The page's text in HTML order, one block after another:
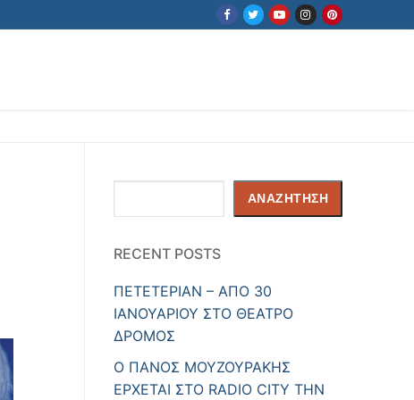
ΑΝΑΖΉΤΗΣΗ
RECENT POSTS
ΠΕΤΕΤΕΡΙΑΝ – ΑΠΟ 30
ΙΑΝΟΥΑΡΙΟΥ ΣΤΟ ΘΕΑΤΡΟ
ΔΡΟΜΟΣ
Ο ΠΑΝΟΣ ΜΟΥΖΟΥΡΑΚΗΣ
ΕΡΧΕΤΑΙ ΣΤΟ RADIO CITY ΤΗΝ